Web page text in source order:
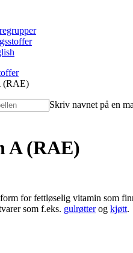
(RAE)
Skriv navnet på en
A (RAE)
for fettløselig vitamin som
som f.eks. gulrøtterog kjøtt.